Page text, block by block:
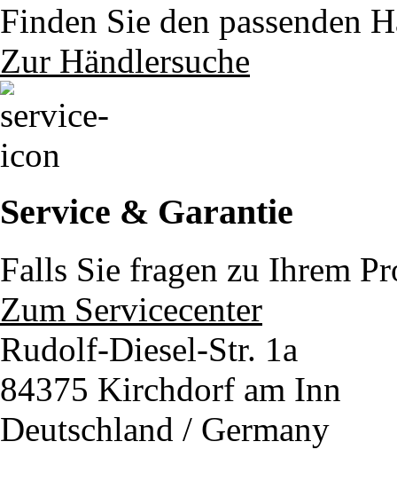
Finden Sie den passenden
Zur Händlersuche
Service & Garantie
Falls Sie fragen zu Ihrem
Zum Servicecenter
Rudolf-Diesel-Str. 1a
84375 Kirchdorf am Inn
Deutschland / Germany